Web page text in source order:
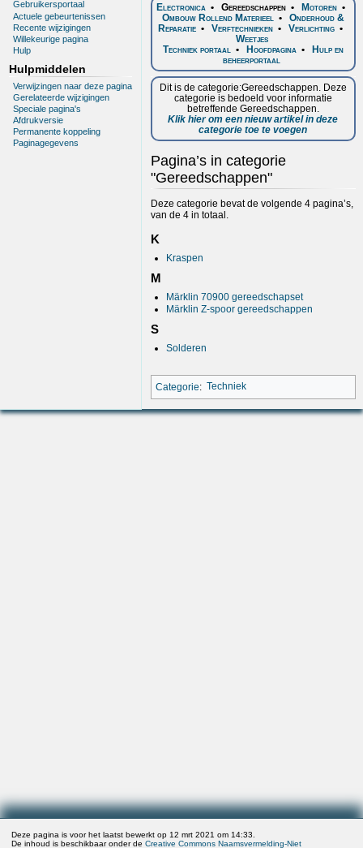
Gebruikersportaal
Actuele gebeurtenissen
Recente wijzigingen
Willekeurige pagina
Hulp
Hulpmiddelen
Verwijzingen naar deze pagina
Gerelateerde wijzigingen
Speciale pagina's
Afdrukversie
Permanente koppeling
Paginagegevens
Electronica • Gereedschappen• Motoren•
Ombouw Rollend Materieel
•
Onderhoud &
Reparatie • Verftechnieken • Verlichting •
Weetjes
Techniek portaal
• Hoofdpagina •
Hulp en
beheerportaal
Dit is de categorie:Gereedschappen. Deze
categorie is bedoeld voor informatie
betreffende Gereedschappen.
Klik hier om een nieuw artikel in deze
categorie toe te voegen
Pagina’s in categorie
"Gereedschappen"
Deze categorie bevat de volgende 4 pagina’s,
van de 4 in totaal.
K
Kraspen
M
Märklin 70900 gereedschapset
Märklin Z-spoor gereedschappen
S
Solderen
Categorie: Techniek
Deze pagina is voor het laatst bewerkt op 12 mrt 2021 om 14:33.
De inhoud is beschikbaar onder deCreative Commons Naamsvermelding-Niet